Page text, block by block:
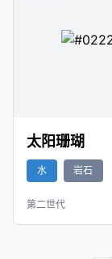
太阳珊瑚
水 岩石
第二世代